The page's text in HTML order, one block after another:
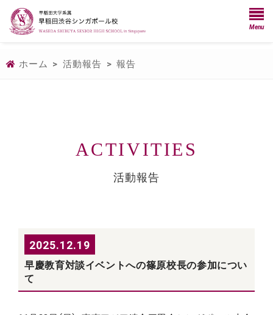
Menu
ホーム >活動報告 >報告
ACTIVITIES
活動報告
2025.12.19
早慶教育対談イベントへの篠原校長の参加につい
て